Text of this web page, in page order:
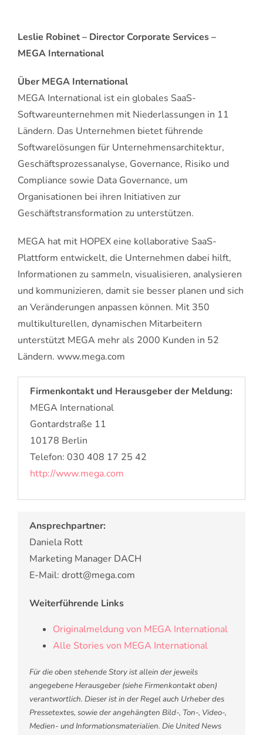
Leslie Robinet – Director Corporate Services –
MEGA International
Über MEGA International
MEGA International ist ein globales SaaS-
Softwareunternehmen mit Niederlassungen in 11
Ländern. Das Unternehmen bietet führende
Softwarelösungen für Unternehmensarchitektur,
Geschäftsprozessanalyse, Governance, Risiko und
Compliance sowie Data Governance, um
Organisationen bei ihren Initiativen zur
Geschäftstransformation zu unterstützen.
MEGA hat mit HOPEX eine kollaborative SaaS-
Plattform entwickelt, die Unternehmen dabei hilft,
Informationen zu sammeln, visualisieren, analysieren
und kommunizieren, damit sie besser planen und sich
an Veränderungen anpassen können. Mit 350
multikulturellen, dynamischen Mitarbeitern
unterstützt MEGA mehr als 2000 Kunden in 52
Ländern. www.mega.com
Firmenkontakt und Herausgeber der Meldung:
MEGA International
Gontardstraße 11
10178 Berlin
Telefon: 030 408 17 25 42
http://www.mega.com
Ansprechpartner:
Daniela Rott
Marketing Manager DACH
E-Mail: drott@mega.com
Weiterführende Links
Originalmeldung von MEGA International
Alle Stories von MEGA International
Für die oben stehende Story ist allein der jeweils
angegebene Herausgeber (siehe Firmenkontakt oben)
verantwortlich. Dieser ist in der Regel auch Urheber des
Pressetextes, sowie der angehängten Bild-, Ton-, Video-,
Medien- und Informationsmaterialien. Die United News